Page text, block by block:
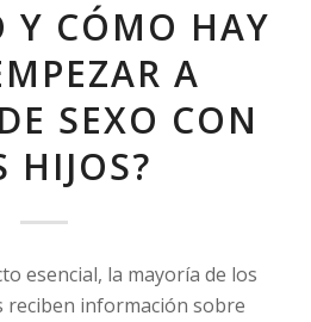
Y CÓMO HAY
A
SEXO CON
HIJOS?
esencial, la mayoría de los
reciben información sobre